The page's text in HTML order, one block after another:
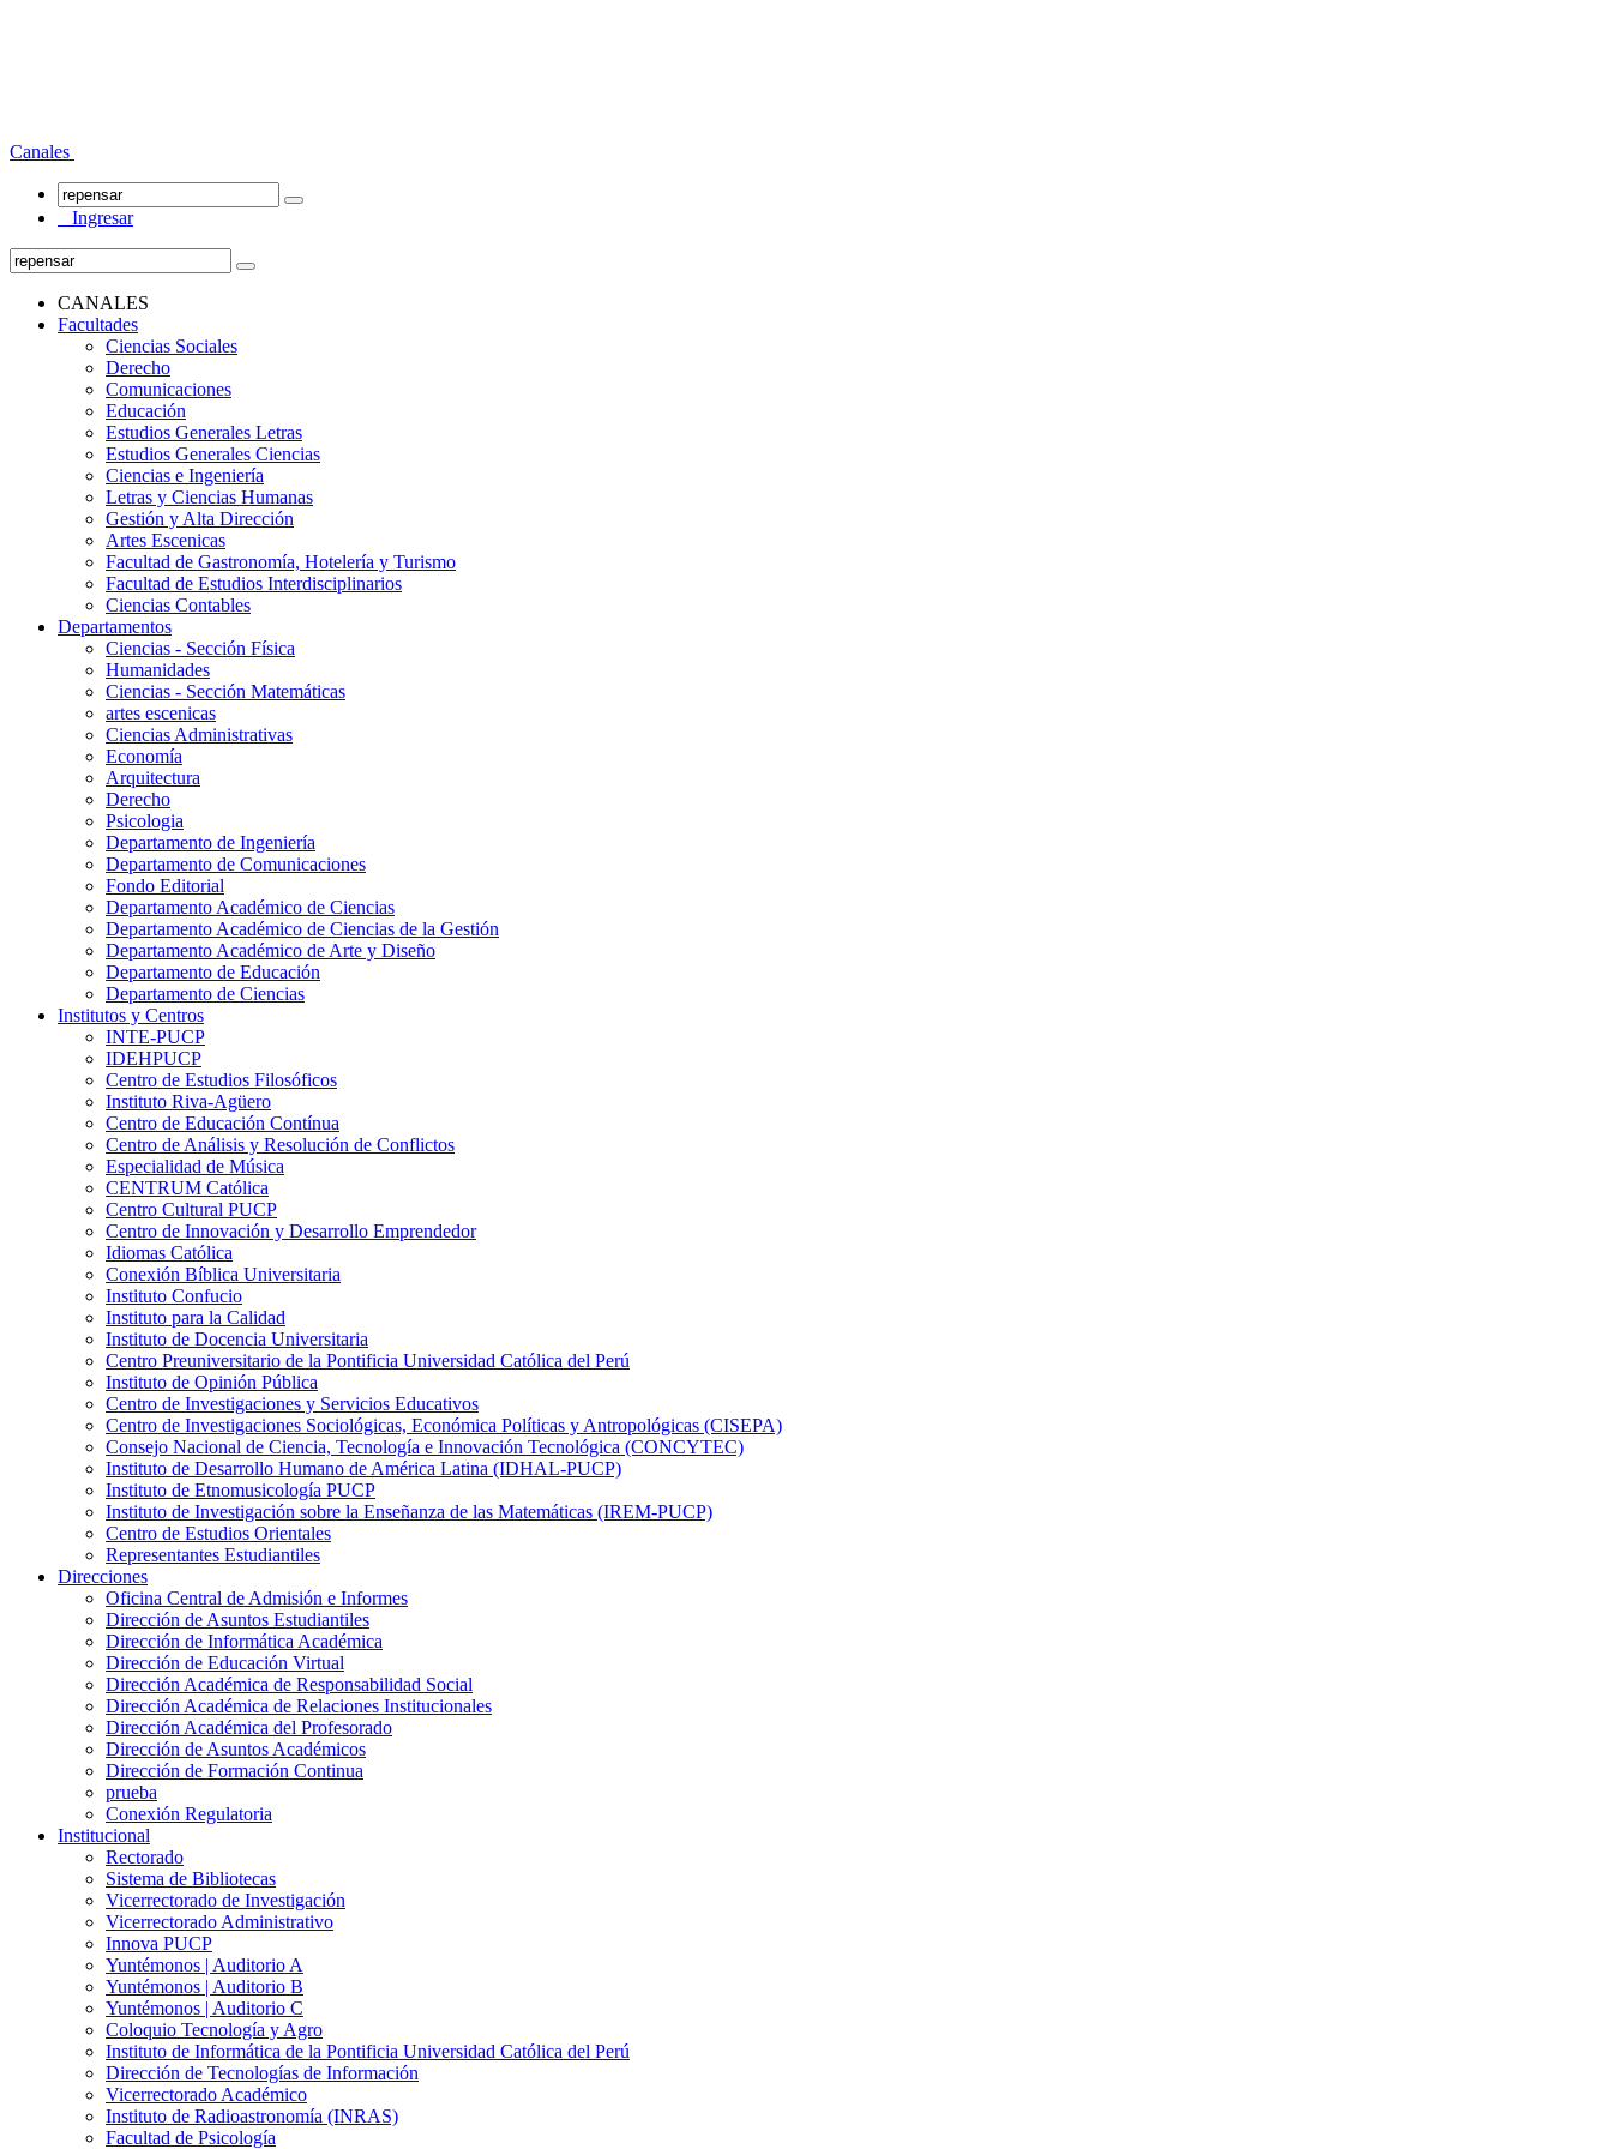
Canales
Ingresar
CANALES
Facultades
Ciencias Sociales
Derecho
Comunicaciones
Educación
Estudios Generales Letras
Estudios Generales Ciencias
Ciencias e Ingeniería
Letras y Ciencias Humanas
Gestión y Alta Dirección
Artes Escenicas
Facultad de Gastronomía, Hotelería y Turismo
Facultad de Estudios Interdisciplinarios
Ciencias Contables
Departamentos
Ciencias - Sección Física
Humanidades
Ciencias - Sección Matemáticas
artes escenicas
Ciencias Administrativas
Economía
Arquitectura
Derecho
Psicologia
Departamento de Ingeniería
Departamento de Comunicaciones
Fondo Editorial
Departamento Académico de Ciencias
Departamento Académico de Ciencias de la Gestión
Departamento Académico de Arte y Diseño
Departamento de Educación
Departamento de Ciencias
Institutos y Centros
INTE-PUCP
IDEHPUCP
Centro de Estudios Filosóficos
Instituto Riva-Agüero
Centro de Educación Contínua
Centro de Análisis y Resolución de Conflictos
Especialidad de Música
CENTRUM Católica
Centro Cultural PUCP
Centro de Innovación y Desarrollo Emprendedor
Idiomas Católica
Conexión Bíblica Universitaria
Instituto Confucio
Instituto para la Calidad
Instituto de Docencia Universitaria
Centro Preuniversitario de la Pontificia Universidad Católica del Perú
Instituto de Opinión Pública
Centro de Investigaciones y Servicios Educativos
Centro de Investigaciones Sociológicas, Económica Políticas y Antropológicas (CISEPA)
Consejo Nacional de Ciencia, Tecnología e Innovación Tecnológica (CONCYTEC)
Instituto de Desarrollo Humano de América Latina (IDHAL-PUCP)
Instituto de Etnomusicología PUCP
Instituto de Investigación sobre la Enseñanza de las Matemáticas (IREM-PUCP)
Centro de Estudios Orientales
Representantes Estudiantiles
Direcciones
Oficina Central de Admisión e Informes
Dirección de Asuntos Estudiantiles
Dirección de Informática Académica
Dirección de Educación Virtual
Dirección Académica de Responsabilidad Social
Dirección Académica de Relaciones Institucionales
Dirección Académica del Profesorado
Dirección de Asuntos Académicos
Dirección de Formación Continua
prueba
Conexión Regulatoria
Institucional
Rectorado
Sistema de Bibliotecas
Vicerrectorado de Investigación
Vicerrectorado Administrativo
Innova PUCP
Yuntémonos | Auditorio A
Yuntémonos | Auditorio B
Yuntémonos | Auditorio C
Coloquio Tecnología y Agro
Instituto de Informática de la Pontificia Universidad Católica del Perú
Dirección de Tecnologías de Información
Vicerrectorado Académico
Instituto de Radioastronomía (INRAS)
Facultad de Psicología